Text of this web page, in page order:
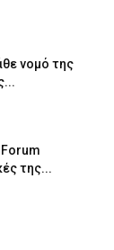
νομό της
της...